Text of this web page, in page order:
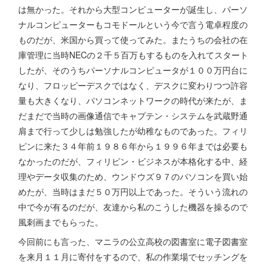
フィリピンの問題点 フィリピンの歴史
フィリピン経済談義 ファッションを考える 漫画
未来２１００研究所他のアイデアマニラ男の手料理 総集編
https://globalclub.amebaownd.com/
は無かった。それから大型コンピューターが誕生し、パーソ
ナルコンピューターもコモドールという今で言う電卓程度の
ものだが、米国から買って使ってみた。またうちの会社の在
庫管理に当時NECの２千５百万もするものを入れてスタート
したが、そのうちパーソナルコンピュータが１００万円台に
なり、フロッピーデスクではなく、デスクに変わりつつ許容
量も大きくなり、パソコンネットワークの時代が来たが、ま
だまだで当時の画像通信でキャプテン・システムを武蔵野通
肩まで行って少しは勉強したが幼稚なものであった。フィリ
ピンに来た３４年前１９８６年から１９９６年までは必要も
なかったのだが、フィリピン・ビジネスが本格化する中、経
理やデータ収集のため、ウンドウズ９７のパソコンを買い始
めたが、当時はまだ５０万円以上であった。そういう流れの
中で今が有るのだが、友達から私のこうした機器を操るので
風刺画までもらった。
今回前にも言った、マニラの公立高校の図書室に電子図書室
を来月１１月に寄付をするので、私の作業場でセッチングを